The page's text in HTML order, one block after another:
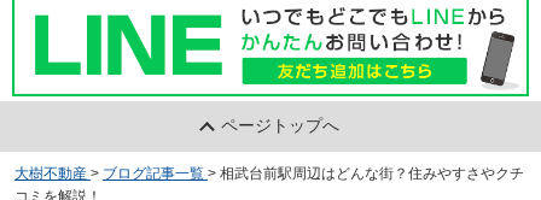
ページトップへ
大樹不動産 > ブログ記事一覧 > 相武台前駅周辺はどんな街？住みやすさやクチ